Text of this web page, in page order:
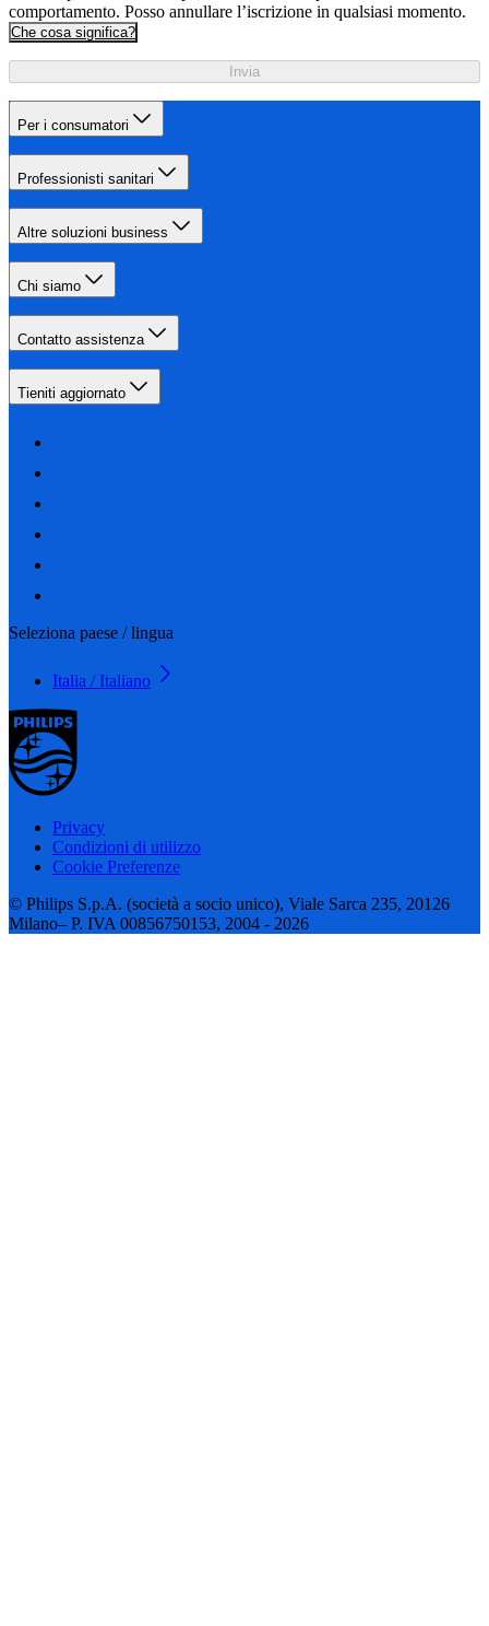
comportamento. Posso annullare l’iscrizione in qualsiasi momento.
Che cosa significa?
Invia
Per i consumatori
Professionisti sanitari
Altre soluzioni business
Chi siamo
Contatto assistenza
Tieniti aggiornato
Seleziona paese / lingua
Italia / Italiano
Privacy
Condizioni di utilizzo
Cookie Preferenze
© Philips S.p.A. (società a socio unico), Viale Sarca 235, 20126
Milano– P. IVA 00856750153, 2004 - 2026